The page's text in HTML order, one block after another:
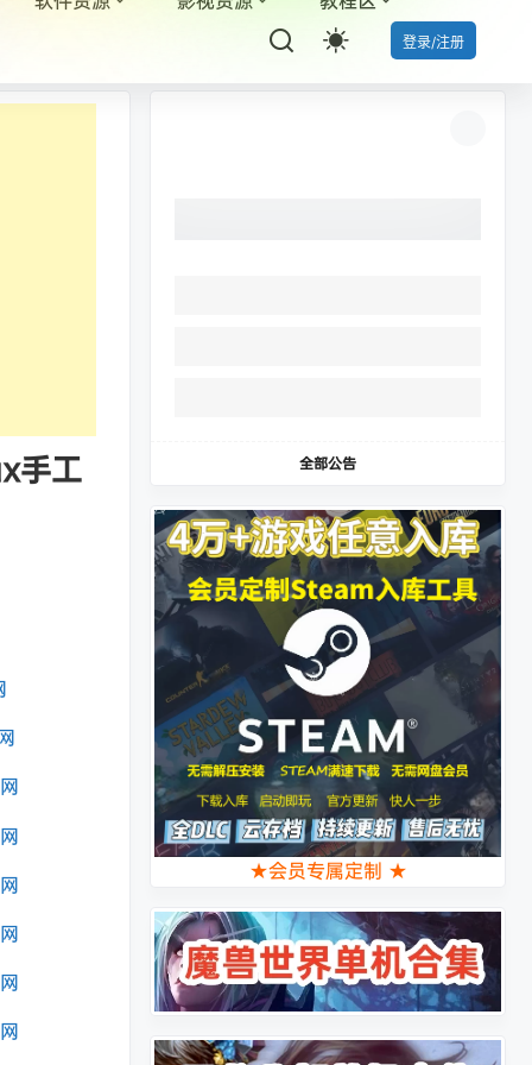
登录/注册
手工 全部公告
★会员专属定制 ★